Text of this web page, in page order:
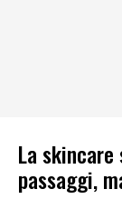
La
passaggi,